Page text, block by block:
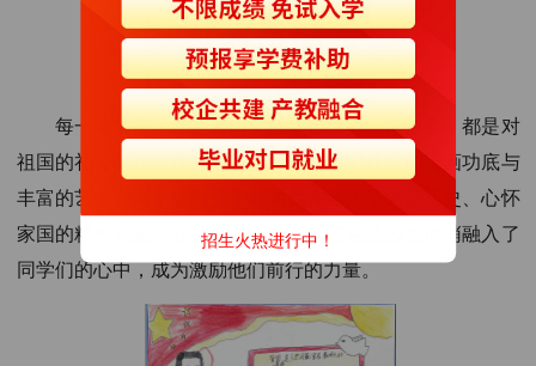
每一笔线条，都是对历史的致敬；每一抹色彩，都是对
祖国的礼赞。这些作品不仅展现了同学们扎实的绘画功底与
丰富的艺术创意，更彰显了新时代青年学子铭记历史、心怀
家国的精神风貌。在创作的过程中，红色基因也悄悄融入了
同学们的心中，成为激励他们前行的力量。
招生火热进行中！